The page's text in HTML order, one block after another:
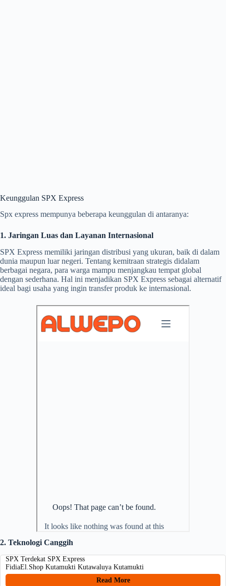
Keunggulan SPX Express
Spx express mempunya beberapa keunggulan di antaranya:
1. Jaringan Luas dan Layanan Internasional
SPX Express memiliki jaringan distribusi yang ukuran, baik di dalam
dunia maupun luar negeri. Tentang kemitraan strategis didalam
berbagai negara, para warga mampu menjangkau tempat global
dengan sederhana. Hal ini menjadikan SPX Express sebagai alternatif
ideal bagi usaha yang ingin transfer produk ke internasional.
2. Teknologi Canggih
SPX Terdekat SPX Express
FidiaEl.Shop Kutamukti Kutawaluya Kutamukti
Read More